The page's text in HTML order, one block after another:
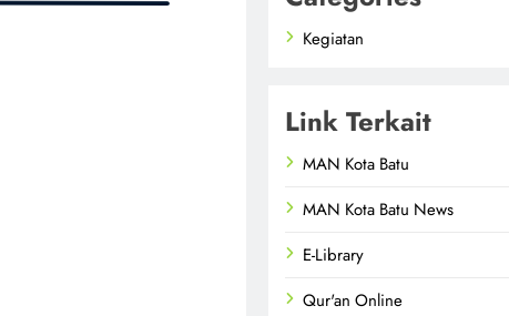
Kegiatan
Link Terkait
MAN Kota Batu
MAN Kota Batu News
E-Library
Qur'an Online